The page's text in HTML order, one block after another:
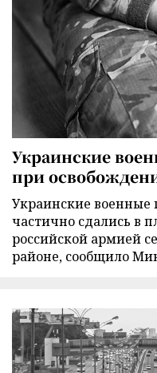
Украинские
при
Украинские военные
частично сдались в
российской армией
районе, сообщило